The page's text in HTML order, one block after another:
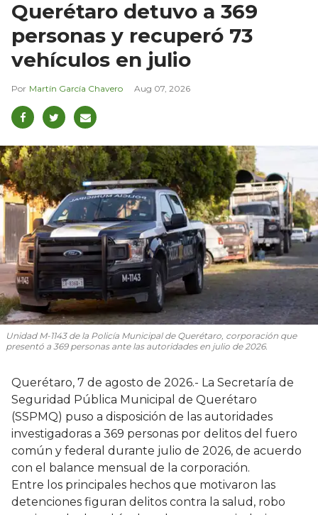
Querétaro detuvo a 369
personas y recuperó 73
vehículos en julio
Martín García Chavero Aug 07, 2026
Unidad M-1143 de la Policía Municipal de Querétaro, corporación que
presentó a 369 personas ante las autoridades en julio de 2026.
Querétaro, 7 de agosto de 2026.- La Secretaría de
Seguridad Pública Municipal de Querétaro
(SSPMQ) puso a disposición de las autoridades
investigadoras a 369 personas por delitos del fuero
común y federal durante julio de 2026, de acuerdo
con el balance mensual de la corporación.
Entre los principales hechos que motivaron las
detenciones figuran delitos contra la salud, robo